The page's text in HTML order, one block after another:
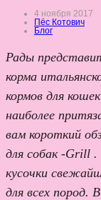
4 ноября 2017
Пёс Котович
Блог
Рады
корма
кормов для
наиболее
вам короткий
для собак -Grill
кусочки
для всех